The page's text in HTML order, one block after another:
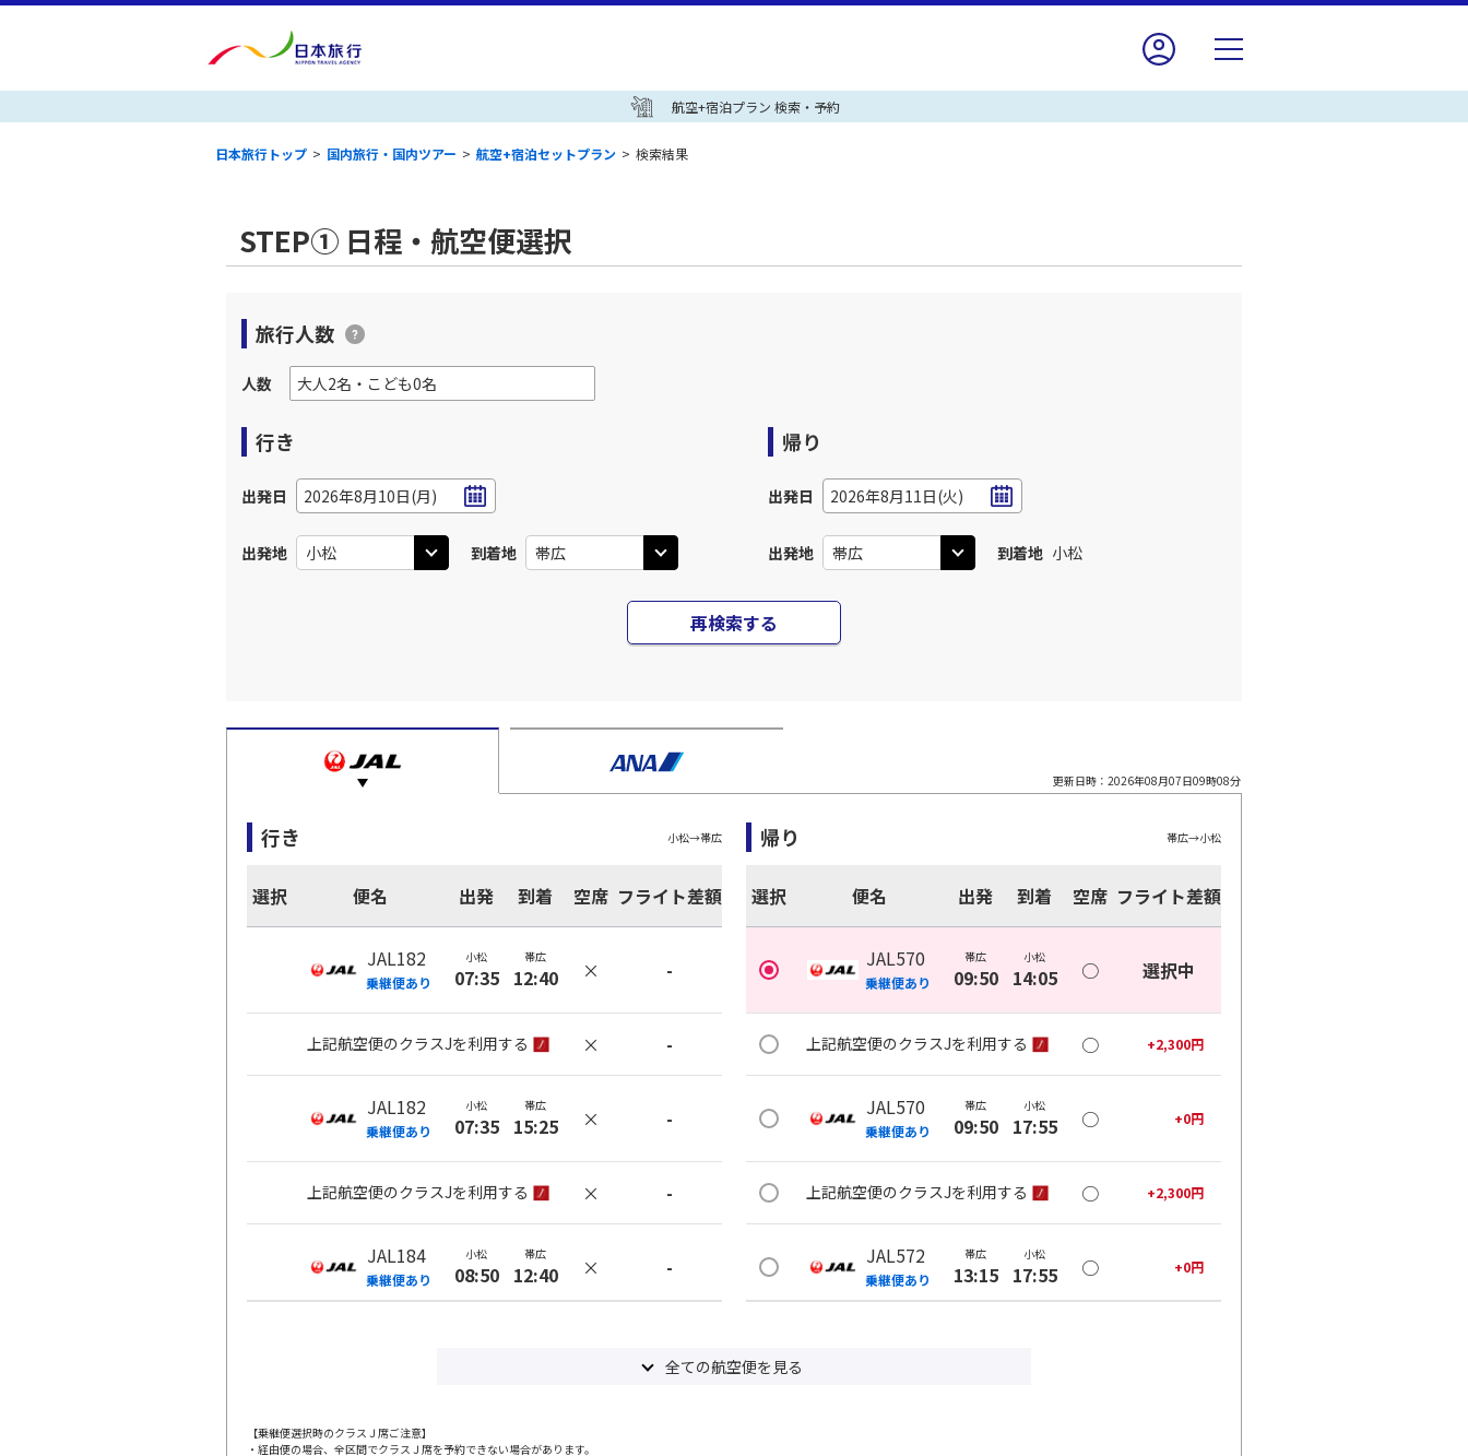
航空+宿泊プラン 検索・予約
日本旅行トップ > 国内旅行・国内ツアー > 航空+宿泊セットプラン > 検索結果
STEP① 日程・航空便選択
旅行人数
人数
行き
出発日 2026年8月10日(月)
出発地 到着地
帰り
出発日 2026年8月11日(火)
出発地 到着地 小松
再検索する
更新日時： 2026年08月07日09時08分
行き 小松→帯広
選択 便名 出発 到着 空席 フライト差額
JAL182
乗継便あり
小松
07:35
帯広
12:40 × -
上記航空便のクラスJを利用する × -
JAL182
乗継便あり
小松
07:35
帯広
15:25 × -
上記航空便のクラスJを利用する × -
JAL184
乗継便あり
小松
08:50
帯広
12:40 × -
乗継便あり
帰り 帯広→小松
選択 便名 出発 到着 空席 フライト差額
JAL570
乗継便あり
帯広
09:50
小松
14:05 ○ 選択中
上記航空便のクラスJを利用する ○ +2,300円
JAL570
乗継便あり
帯広
09:50
小松
17:55 ○ +0円
上記航空便のクラスJを利用する ○ +2,300円
JAL572
乗継便あり
帯広
13:15
小松
17:55 ○ +0円
全ての航空便を見る
【乗継便選択時のクラスＪ席ご注意】
・経由便の場合、全区間でクラスＪ席を予約できない場合があります。